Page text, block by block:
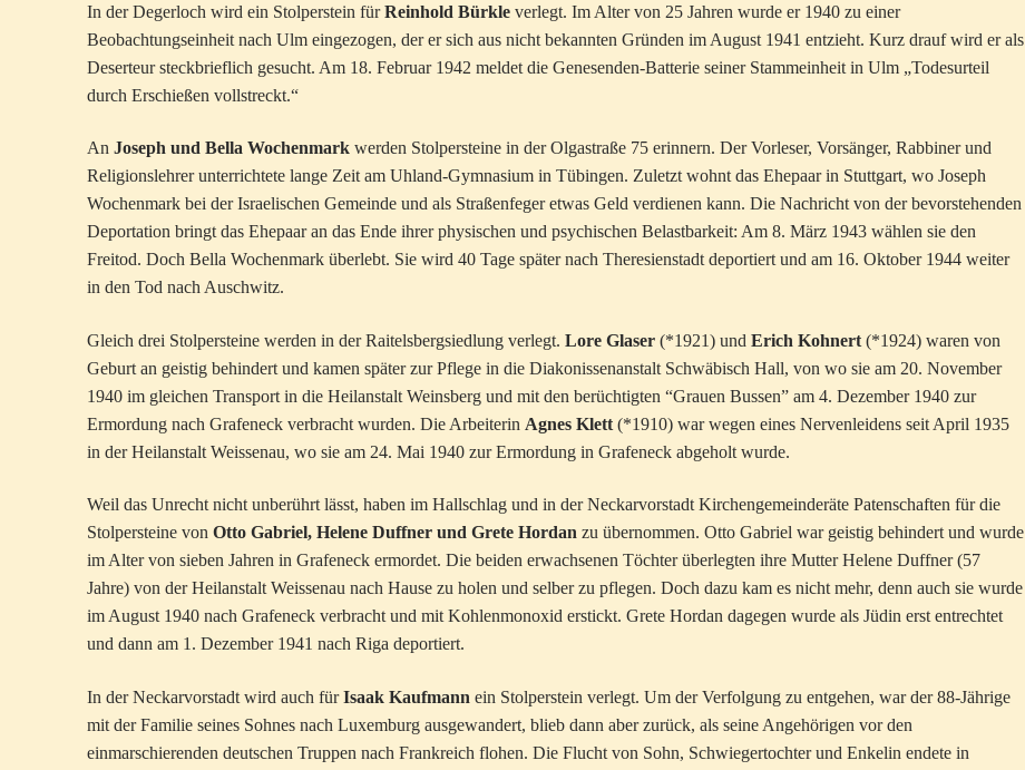
In der Degerloch wird ein Stolperstein fürReinhold Bürkle verlegt. Im Alter von 25 Jahren wurde er 1940 zu einer
Beobachtungseinheit nach Ulm eingezogen, der er sich aus nicht bekannten Gründen im August 1941 entzieht. Kurz drauf wird er als
Deserteur steckbrieflich gesucht. Am 18. Februar 1942 meldet die Genesenden-Batterie seiner Stammeinheit in Ulm „Todesurteil
durch Erschießen vollstreckt.“
An Joseph und Bella Wochenmark werden Stolpersteine in der Olgastraße 75 erinnern. Der Vorleser, Vorsänger, Rabbiner und
Religionslehrer unterrichtete lange Zeit am Uhland-Gymnasium in Tübingen. Zuletzt wohnt das Ehepaar in Stuttgart, wo Joseph
Wochenmark bei der Israelischen Gemeinde und als Straßenfeger etwas Geld verdienen kann. Die Nachricht von der bevorstehenden
Deportation bringt das Ehepaar an das Ende ihrer physischen und psychischen Belastbarkeit: Am 8. März 1943 wählen sie den
Freitod. Doch Bella Wochenmark überlebt. Sie wird 40 Tage später nach Theresienstadt deportiert und am 16. Oktober 1944 weiter
in den Tod nach Auschwitz.
Gleich drei Stolpersteine werden in der Raitelsbergsiedlung verlegt. Lore Glaser (*1921) und Erich Kohnert (*1924) waren von
Geburt an geistig behindert und kamen später zur Pflege in die Diakonissenanstalt Schwäbisch Hall, von wo sie am 20. November
1940 im gleichen Transport in die Heilanstalt Weinsberg und mit den berüchtigten “Grauen Bussen” am 4. Dezember 1940 zur
Ermordung nach Grafeneck verbracht wurden. Die Arbeiterin Agnes Klett (*1910) war wegen eines Nervenleidens seit April 1935
in der Heilanstalt Weissenau, wo sie am 24. Mai 1940 zur Ermordung in Grafeneck abgeholt wurde.
Weil das Unrecht nicht unberührt lässt, haben im Hallschlag und in der Neckarvorstadt Kirchengemeinderäte Patenschaften für die
Stolpersteine von Otto Gabriel, Helene Duffner und Grete Hordan zu übernommen. Otto Gabriel war geistig behindert und wurde
im Alter von sieben Jahren in Grafeneck ermordet. Die beiden erwachsenen Töchter überlegten ihre Mutter Helene Duffner (57
Jahre) von der Heilanstalt Weissenau nach Hause zu holen und selber zu pflegen. Doch dazu kam es nicht mehr, denn auch sie wurde
im August 1940 nach Grafeneck verbracht und mit Kohlenmonoxid erstickt. Grete Hordan dagegen wurde als Jüdin erst entrechtet
und dann am 1. Dezember 1941 nach Riga deportiert.
In der Neckarvorstadt wird auch fürIsaak Kaufmann ein Stolperstein verlegt. Um der Verfolgung zu entgehen, war der 88-Jährige
mit der Familie seines Sohnes nach Luxemburg ausgewandert, blieb dann aber zurück, als seine Angehörigen vor den
einmarschierenden deutschen Truppen nach Frankreich flohen. Die Flucht von Sohn, Schwiegertochter und Enkelin endete in